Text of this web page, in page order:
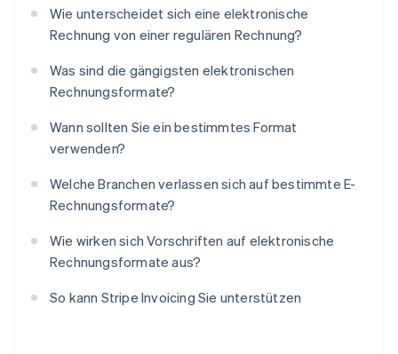
Wie unterscheidet sich eine elektronische
Rechnung von einer regulären Rechnung?
Was sind die gängigsten elektronischen
Rechnungsformate?
Wann sollten Sie ein bestimmtes Format
verwenden?
Welche Branchen verlassen sich auf bestimmte E-
Rechnungsformate?
Wie wirken sich Vorschriften auf elektronische
Rechnungsformate aus?
So kann Stripe Invoicing Sie unterstützen